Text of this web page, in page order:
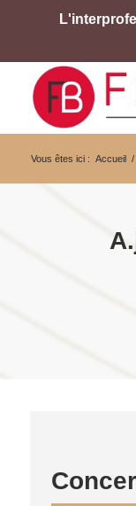
Vous êtes ici : Accueil /